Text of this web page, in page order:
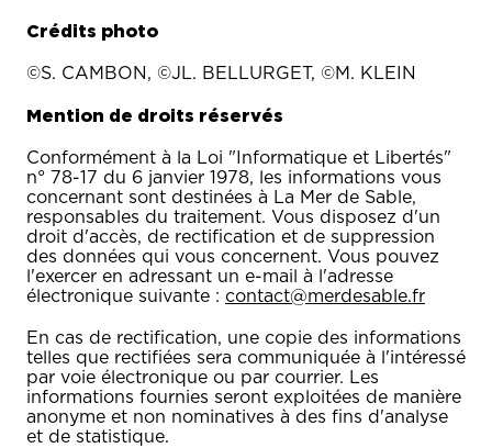
Crédits photo
©S. CAMBON, ©JL. BELLURGET, ©M. KLEIN
Mention de droits réservés
Conformément à la Loi "Informatique et Libertés"
n° 78-17 du 6 janvier 1978, les informations vous
concernant sont destinées à La Mer de Sable,
responsables du traitement. Vous disposez d'un
droit d'accès, de rectification et de suppression
des données qui vous concernent. Vous pouvez
l'exercer en adressant un e-mail à l'adresse
électronique suivante : contact@merdesable.fr
En cas de rectification, une copie des informations
telles que rectifiées sera communiquée à l'intéressé
par voie électronique ou par courrier. Les
informations fournies seront exploitées de manière
anonyme et non nominatives à des fins d'analyse
et de statistique.